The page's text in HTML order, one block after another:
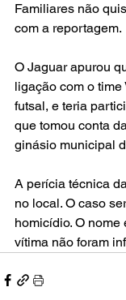
Familiares não
com a reportagem.
O Jaguar apurou
ligação com o
futsal, e teria
que tomou conta
ginásio municipal
A perícia técnica
no local. O caso
homicídio. O
vítima não foram